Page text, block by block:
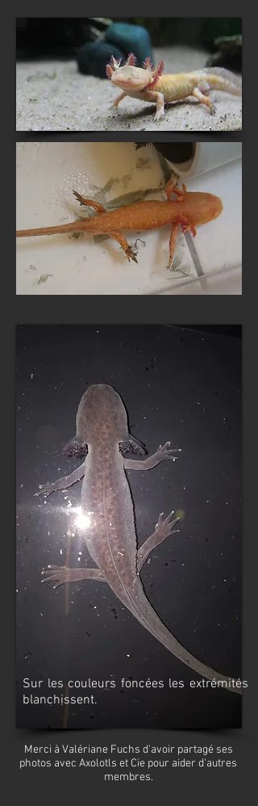
Sur les couleurs foncées les extrémités
blanchissent.
Merci à Valériane Fuchs d'avoir partagé ses
photos avec Axolotls et Cie pour aider d'autres
membres.